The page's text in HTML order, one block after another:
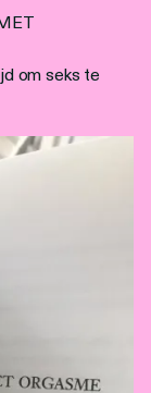
om seks te